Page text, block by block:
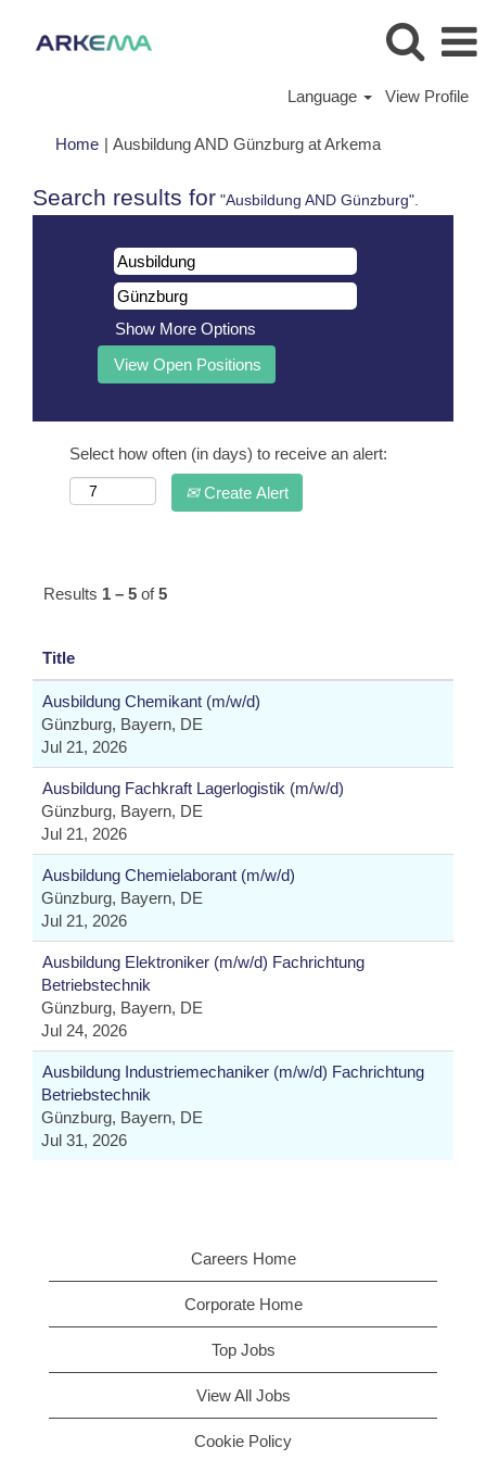
Language View Profile
Home | Ausbildung AND Günzburg at Arkema(current
Search results for "Ausbildung AND Günzburg".
Show More Options
Select how often (in days) to receive an alert:
Create Alert
Results 1 – 5 of5
Title
Ausbildung Chemikant (m/w/d)
Günzburg, Bayern, DE
Jul 21, 2026
Ausbildung Fachkraft Lagerlogistik (m/w/d)
Günzburg, Bayern, DE
Jul 21, 2026
Ausbildung Chemielaborant (m/w/d)
Günzburg, Bayern, DE
Jul 21, 2026
Ausbildung Elektroniker (m/w/d) Fachrichtung
Betriebstechnik
Günzburg, Bayern, DE
Jul 24, 2026
Ausbildung Industriemechaniker (m/w/d) Fachrichtung
Betriebstechnik
Günzburg, Bayern, DE
Jul 31, 2026
Careers Home
Corporate Home
Top Jobs
View All Jobs
Cookie Policy